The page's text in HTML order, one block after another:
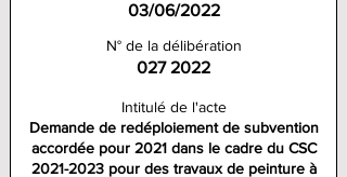
03/06/2022
N° de la délibération
027 2022
Intitulé de l'acte
Demande de redéploiement de subvention
accordée pour 2021 dans le cadre du CSC
2021-2023pour des travaux de peinture à